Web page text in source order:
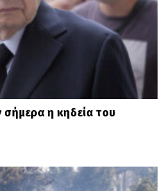
η κηδεία του